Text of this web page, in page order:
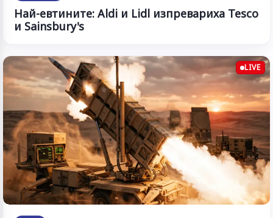
Най-евтините: Aldi и Lidl изпревариха Tesco
и Sainsbury's
LIVE